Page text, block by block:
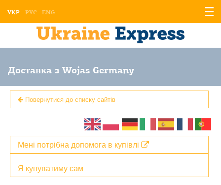
УКР РУС ENG
Доставка з Wojas Germany
Повернутися до списку сайтів
Я купуватиму сам
Мені потрібна допомога в купівлі